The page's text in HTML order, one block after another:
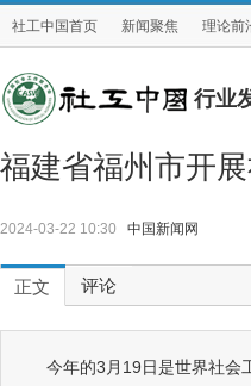
社工中国首页 新闻聚焦 理论前
行业
福建省福州市开
2024-03-22 10:30 中国新闻网
正文 评论
今年的3月19日是世界社会